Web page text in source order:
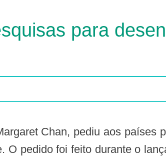
para
Chan, pediu aos países
O pedido foi feito durante o